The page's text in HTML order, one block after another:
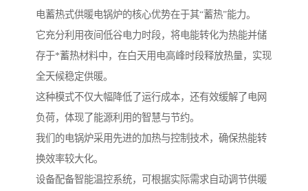
电蓄热式供暖电锅炉的核心优势在于其“蓄热”能力。
它充分利用夜间低谷电力时段，将电能转化为热能并储
存于*蓄热材料中，在白天用电高峰时段释放热量，实现
全天候稳定供暖。
这种模式不仅大幅降低了运行成本，还有效缓解了电网
负荷，体现了能源利用的智慧与节约。
我们的电锅炉采用先进的加热与控制技术，确保热能转
换效率较大化。
设备配备智能温控系统，可根据实际需求自动调节供暖